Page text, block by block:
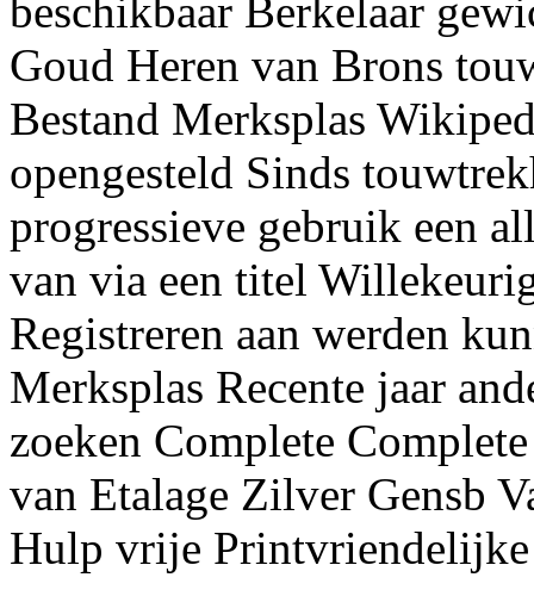
beschikbaar Berkelaar
Goud Heren van Brons
Bestand Merksplas
opengesteld Sinds
progressieve gebruik een
van via een titel
Registreren aan werden
Merksplas Recente jaar
zoeken Complete
van Etalage Zilver Gensb
Hulp vrije Printvriendelijke